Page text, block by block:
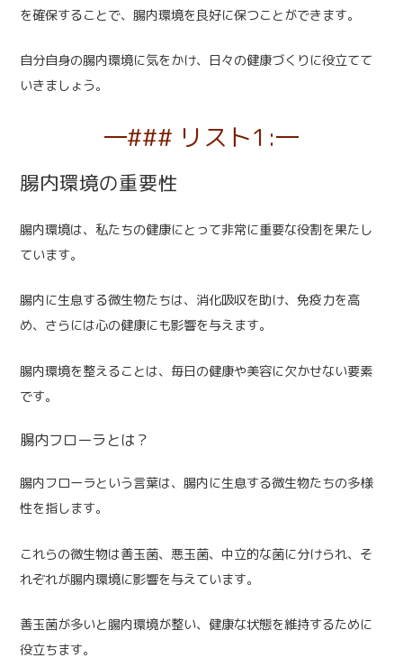
を確保することで、腸内環境を良好に保つことができます。
自分自身の腸内環境に気をかけ、日々の健康づくりに役立てて
いきましょう。
### リスト1:
腸内環境の重要性
腸内環境は、私たちの健康にとって非常に重要な役割を果たし
ています。
腸内に生息する微生物たちは、消化吸収を助け、免疫力を高
め、さらには心の健康にも影響を与えます。
腸内環境を整えることは、毎日の健康や美容に欠かせない要素
です。
腸内フローラとは？
腸内フローラという言葉は、腸内に生息する微生物たちの多様
性を指します。
これらの微生物は善玉菌、悪玉菌、中立的な菌に分けられ、そ
れぞれが腸内環境に影響を与えています。
善玉菌が多いと腸内環境が整い、健康な状態を維持するために
役立ちます。